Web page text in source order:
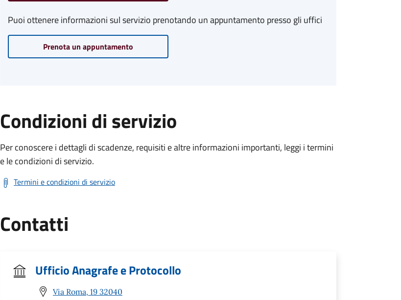
Puoi ottenere informazioni sul servizio prenotando un appuntamento presso gli uffici
Prenota un appuntamento
Condizioni di servizio
Per conoscere i dettagli di scadenze, requisiti e altre informazioni importanti, leggi i termini
e le condizioni di servizio.
Termini e condizioni di servizio
Contatti
Ufficio Anagrafe e Protocollo
Via Roma, 19 32040